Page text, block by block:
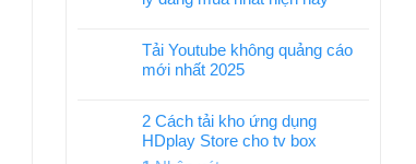
Tải Youtube không quảng cáo
mới nhất 2025
2 Cách tải kho ứng dụng
HDplay Store cho tv box